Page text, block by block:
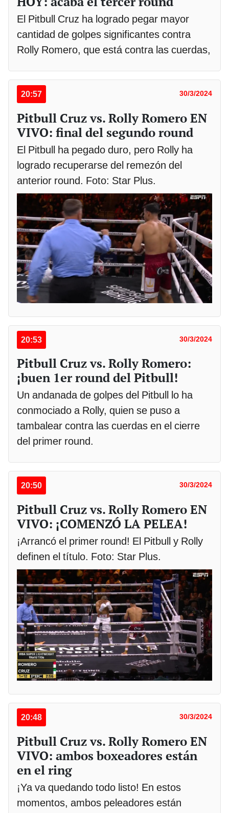
El Pitbull Cruz ha logrado pegar mayor
cantidad de golpes significantes contra
Rolly Romero, que está contra las cuerdas,
20:57 30/3/2024
Pitbull Cruz vs. Rolly Romero EN
VIVO: final del segundo round
El Pitbull ha pegado duro, pero Rolly ha
logrado recuperarse del remezón del
anterior round. Foto: Star Plus.
20:53 30/3/2024
Pitbull Cruz vs. Rolly Romero:
¡buen 1er round del Pitbull!
Un andanada de golpes del Pitbull lo ha
conmociado a Rolly, quien se puso a
tambalear contra las cuerdas en el cierre
del primer round.
20:50 30/3/2024
Pitbull Cruz vs. Rolly Romero EN
VIVO: ¡COMENZÓ LA PELEA!
¡Arrancó el primer round! El Pitbull y Rolly
definen el título. Foto: Star Plus.
20:48 30/3/2024
Pitbull Cruz vs. Rolly Romero EN
VIVO: ambos boxeadores están
en el ring
¡Ya va quedando todo listo! En estos
momentos, ambos peleadores están